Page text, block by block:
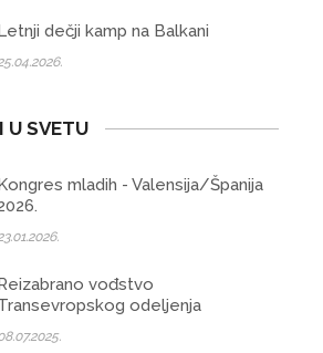
dečji kamp na Balkani
U SVETU
mladih - Valensija/Španija
vođstvo
odeljenja